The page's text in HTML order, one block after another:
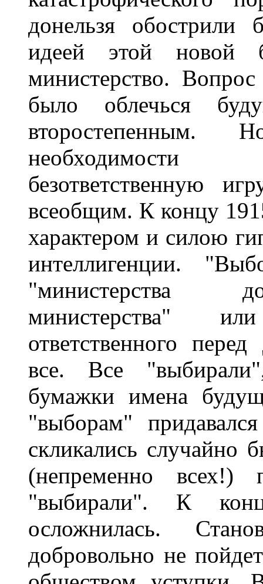
донельзя обострили
идеей этой новой
министерство.
было облечься
второстепенным.
необходимости
безответственную
всеобщим. К концу
характером и силою
интеллигенции.
"министерства
министерства"
ответственного
все. Все
бумажки имена
"выборам"
скликались случайно
(непременно всех!)
"выбирали". К
осложнилась.
добровольно не